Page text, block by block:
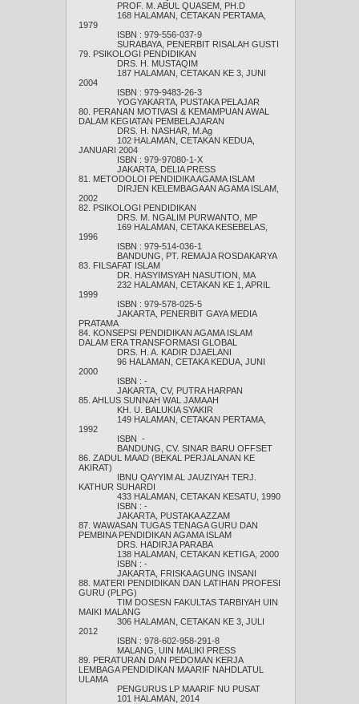
PROF. M. ABUL QUASEM, PH.D
168 HALAMAN, CETAKAN PERTAMA,
1979
ISBN : 979-556-037-9
SURABAYA, PENERBIT RISALAH GUSTI
79. PSIKOLOGI PENDIDIKAN
DRS. H. MUSTAQIM
187 HALAMAN, CETAKAN KE 3, JUNI
2004
ISBN : 979-9483-26-3
YOGYAKARTA, PUSTAKA PELAJAR
80. PERANAN MOTIVASI & KEMAMPUAN AWAL
DALAM KEGIATAN PEMBELAJARAN
DRS. H. NASHAR, M.Ag
102 HALAMAN, CETAKAN KEDUA,
JANUARI 2004
ISBN : 979-97080-1-X
JAKARTA, DELIA PRESS
81. METODOLOI PENDIDIKA AGAMA ISLAM
DIRJEN KELEMBAGAAN AGAMA ISLAM,
2002
82. PSIKOLOGI PENDIDIKAN
DRS. M. NGALIM PURWANTO, MP
169 HALAMAN, CETAKA KESEBELAS,
1996
ISBN : 979-514-036-1
BANDUNG, PT. REMAJA ROSDAKARYA
83. FILSAFAT ISLAM
DR. HASYIMSYAH NASUTION, MA
232 HALAMAN, CETAKAN KE 1, APRIL
1999
ISBN : 979-578-025-5
JAKARTA, PENERBIT GAYA MEDIA
PRATAMA
84. KONSEPSI PENDIDIKAN AGAMA ISLAM
DALAM ERA TRANSFORMASI GLOBAL
DRS. H. A. KADIR DJAELANI
96 HALAMAN, CETAKA KEDUA, JUNI
2000
ISBN : -
JAKARTA, CV, PUTRA HARPAN
85. AHLUS SUNNAH WAL JAMAAH
KH. U. BALUKIA SYAKIR
149 HALAMAN, CETAKAN PERTAMA,
1992
ISBN -
BANDUNG, CV. SINAR BARU OFFSET
86. ZADUL MAAD (BEKAL PERJALANAN KE
AKIRAT)
IBNU QAYYIM AL JAUZIYAH TERJ.
KATHUR SUHARDI
433 HALAMAN, CETAKAN KESATU, 1990
ISBN : -
JAKARTA, PUSTAKA AZZAM
87. WAWASAN TUGAS TENAGA GURU DAN
PEMBINA PENDIDIKAN AGAMA ISLAM
DRS. HADIRJA PARABA
138 HALAMAN, CETAKAN KETIGA, 2000
ISBN : -
JAKARTA, FRISKA AGUNG INSANI
88. MATERI PENDIDIKAN DAN LATIHAN PROFESI
GURU (PLPG)
TIM DOSESN FAKULTAS TARBIYAH UIN
MAIKI MALANG
306 HALAMAN, CETAKAN KE 3, JULI
2012
ISBN : 978-602-958-291-8
MALANG, UIN MALIKI PRESS
89. PERATURAN DAN PEDOMAN KERJA
LEMBAGA PENDIDIKAN MAARIF NAHDLATUL
ULAMA
PENGURUS LP MAARIF NU PUSAT
101 HALAMAN, 2014